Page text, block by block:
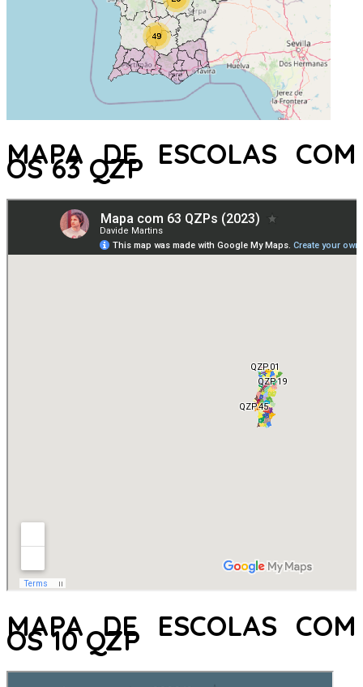
MAPA DE ESCOLAS COM
OS 63 QZP
MAPA DE ESCOLAS COM
OS 10 QZP